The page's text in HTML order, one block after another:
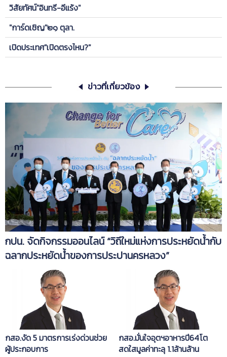
วิสัยทัศน์"อินทรี-อีแร้ง"
"การ์ดเชิญ"๒๑ ตุลา.
เปิดประเทศ"เปิดตรงไหน?"
ข่าวที่เกี่ยวข้อง
กปน. จัดกิจกรรมออนไลน์ “วิถีใหม่แห่งการประหยัดน้ำกับ
ฉลากประหยัดน้ำของการประปานครหลวง”
กสอ.งัด 5 มาตรการเร่งด่วนช่วย
ผู้ประกอบการ
กสอ.มั่นใจอุตฯอาหารปี64โต
สดใสมูลค่าทะลุ 1.1ล้านล้าน